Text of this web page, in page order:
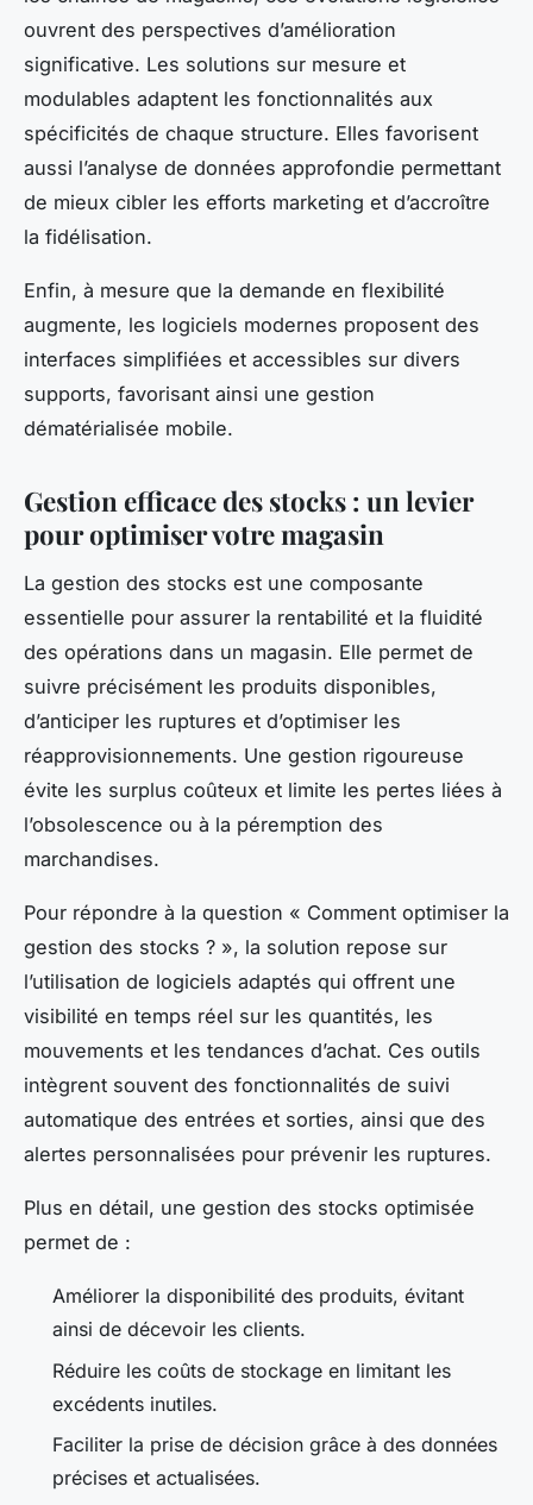
ouvrent des perspectives d’amélioration
significative. Les solutions sur mesure et
modulables adaptent les fonctionnalités aux
spécificités de chaque structure. Elles favorisent
aussi l’analyse de données approfondie permettant
de mieux cibler les efforts marketing et d’accroître
la fidélisation.
Enfin, à mesure que la demande en flexibilité
augmente, les logiciels modernes proposent des
interfaces simplifiées et accessibles sur divers
supports, favorisant ainsi une gestion
dématérialisée mobile.
Gestion efficace des stocks : un levier
pour optimiser votre magasin
La gestion des stocks est une composante
essentielle pour assurer la rentabilité et la fluidité
des opérations dans un magasin. Elle permet de
suivre précisément les produits disponibles,
d’anticiper les ruptures et d’optimiser les
réapprovisionnements. Une gestion rigoureuse
évite les surplus coûteux et limite les pertes liées à
l’obsolescence ou à la péremption des
marchandises.
Pour répondre à la question « Comment optimiser la
gestion des stocks ? », la solution repose sur
l’utilisation de logiciels adaptés qui offrent une
visibilité en temps réel sur les quantités, les
mouvements et les tendances d’achat. Ces outils
intègrent souvent des fonctionnalités de suivi
automatique des entrées et sorties, ainsi que des
alertes personnalisées pour prévenir les ruptures.
Plus en détail, une gestion des stocks optimisée
permet de :
Améliorer la disponibilité des produits, évitant
ainsi de décevoir les clients.
Réduire les coûts de stockage en limitant les
excédents inutiles.
Faciliter la prise de décision grâce à des données
précises et actualisées.